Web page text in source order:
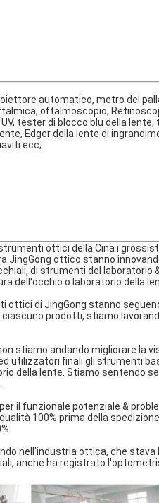
automatico, metro del
oftalmoscopio,
tester di blocco blu della
Edger della lente di
ecc;
ottici della Cina i
JingGong ottico stanno
di strumenti del laboratorio
dell'occhio o laboratorio della
di JingGong stanno
prodotti, stiamo
stiamo andando migliorare la
utilizzatori finali gli strumenti
della lente. Stiamo sentendo
il funzionale potenziale &
100% prima della
nell'industria ottica, che
anche ha registrato